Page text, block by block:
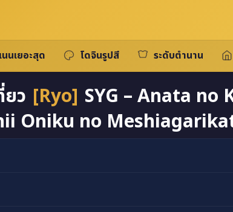
นเยอะสุด โดจินรูปสี ระดับตำนาน
ว [Ryo] SYG – Anata no
Oniku no